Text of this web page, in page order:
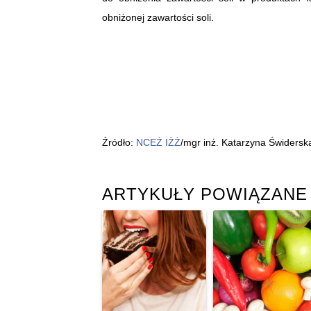
obniżonej zawartości soli.
Źródło: NCEŻ IŻŻ/mgr inż. Katarzyna
ARTYKUŁY POWIĄZANE